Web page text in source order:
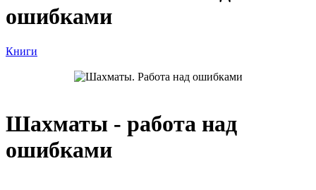
ошибками
Книги
Шахматы - работа над
ошибками